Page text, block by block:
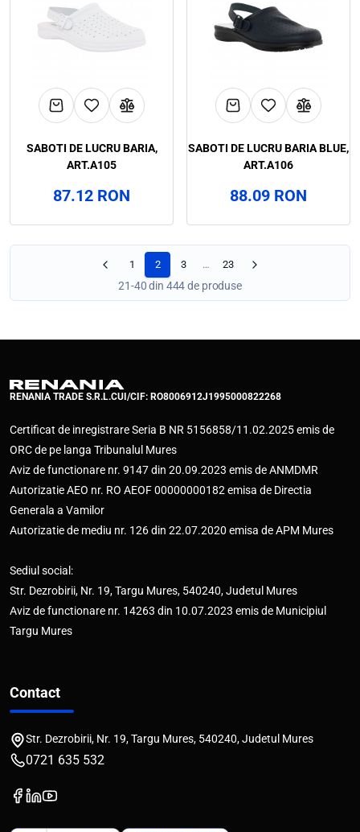
SABOTI DE LUCRU BARIA,
ART.A105
87.12 RON
SABOTI DE LUCRU BARIA BLUE,
ART.A106
88.09 RON
21-40 din 444 de produse
1 2 3 … 23
RENANIA TRADE S.R.L.CUI/CIF: RO8006912J1995000822268
Certificat de inregistrare Seria B NR 5156858/11.02.2025 emis de
ORC de pe langa Tribunalul Mures
Aviz de functionare nr. 9147 din 20.09.2023 emis de ANMDMR
Autorizatie AEO nr. RO AEOF 00000000182 emisa de Directia
Generala a Vamilor
Autorizatie de mediu nr. 126 din 22.07.2020 emisa de APM Mures
Sediul social:
Str. Dezrobirii, Nr. 19, Targu Mures, 540240, Judetul Mures
Aviz de functionare nr. 14263 din 10.07.2023 emis de Municipiul
Targu Mures
Contact
Str. Dezrobirii, Nr. 19, Targu Mures, 540240, Judetul Mures
0721 635 532